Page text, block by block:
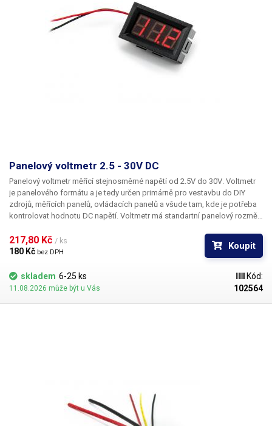
Panelový voltmetr 2.5 - 30V DC
Panelový voltmetr měřící stejnosměrné napětí od 2.5V do 30V. Voltmetr
je panelového formátu a je tedy určen primárně pro vestavbu do DIY
zdrojů, měřících panelů, ovládacích panelů a všude tam, kde je potřeba
kontrolovat hodnotu DC napětí. Voltmetr má standartní panelový rozměr
červenými LED segmenty. Voltmetr měří s přesností na jedno desetinné
místo - 0,1V. Dodáván s drátovými vývody (konektor).
217,80 Kč / ks
180 Kč bez DPH
Koupit
skladem 6-25 ks
11.08.2026 může být u Vás
Kód:
102564